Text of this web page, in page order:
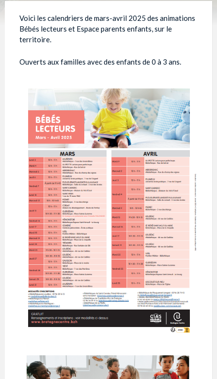
Voici les calendriers de mars-avril 2025 des animations
Bébés lecteurs et Espace parents enfants, sur le
territoire.
Ouverts aux familles avec des enfants de 0 à 3 ans.